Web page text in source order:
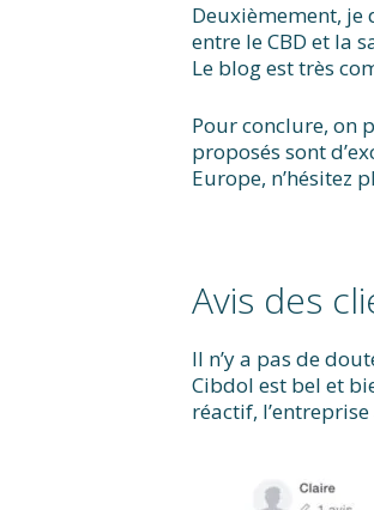
Deuxièmement, je
entre le CBD et la
Le blog est très
Pour conclure, on
proposés sont
Europe, n’hésitez
Avis des
Il n’y a pas de
Cibdol est bel et
réactif,